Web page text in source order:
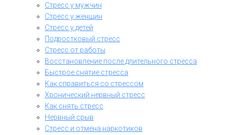
Стресс у мужчин
Стресс у женщин
Стресс у детей
Подростковый стресс
Стресс от работы
Восстановление после длительного стресса
Быстрое снятие стресса
Как справиться со стрессом
Хронический нервный стресс
Как снять стресс
Нервный срыв
Стресс и отмена наркотиков